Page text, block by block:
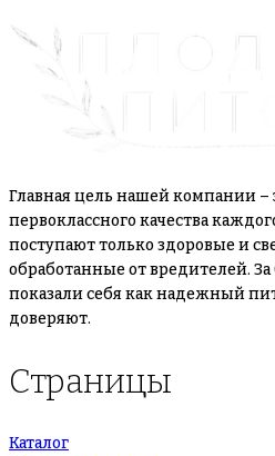
Главная цель нашей компании –
первоклассного качества
поступают только здоровые и
обработанные от вредителей.
показали себя как надежный
доверяют.
Страницы
Каталог